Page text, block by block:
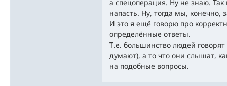
а спецоперация. Ну не знаю.
напасть. Ну, тогда мы, конечно,
И это я ещё говорю про
определённые ответы.
Т.е. большинство людей
думают), а то что они слышат,
на подобные вопросы.